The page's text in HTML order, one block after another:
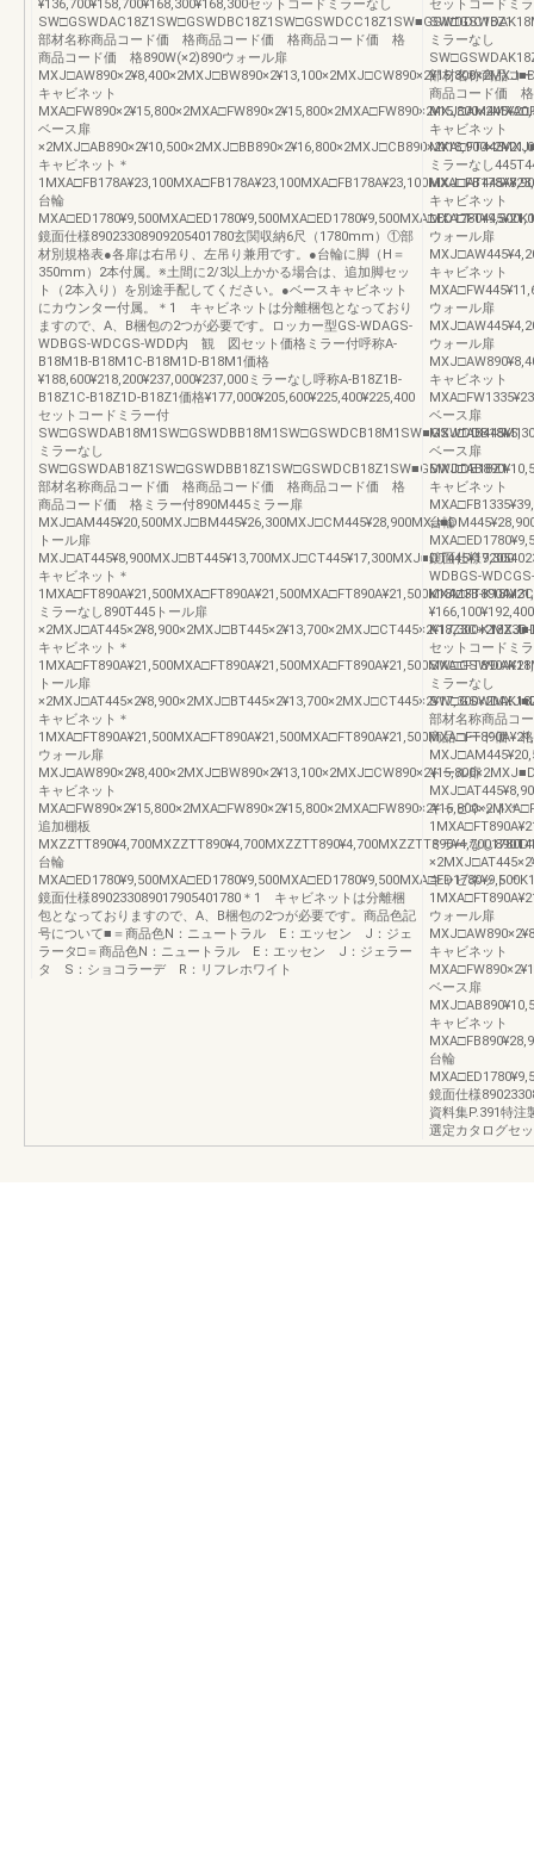
¥136,700¥158,700¥168,300¥168,300セットコードミラーなし
SW□GSWDAC18Z1SW□GSWDBC18Z1SW□GSWDCC18Z1SW■GSWDDC18Z1
部材名称商品コード価 格商品コード価 格商品コード価 格
商品コード価 格890W(×2)890ウォール扉
キャビネット
ベース扉
キャビネット＊
台輪
鏡面仕様89023308909205401780玄関収納6尺（1780mm）①部
材別規格表●各扉は右吊り、左吊り兼用です。●台輪に脚（H＝
350mm）2本付属。※土間に2/3以上かかる場合は、追加脚セッ
ト（2本入り）を別途手配してください。●ベースキャビネット
にカウンター付属。＊1 キャビネットは分離梱包となっており
ますので、A、B梱包の2つが必要です。ロッカー型GS-WDAGS-
WDBGS-WDCGS-WDD内 観 図セット価格ミラー付呼称A-
B18M1B-B18M1C-B18M1D-B18M1価格
¥188,600¥218,200¥237,000¥237,000ミラーなし呼称A-B18Z1B-
B18Z1C-B18Z1D-B18Z1価格¥177,000¥205,600¥225,400¥225,400
セットコードミラー付
SW□GSWDAB18M1SW□GSWDBB18M1SW□GSWDCB18M1SW■GSWDDB18M1
ミラーなし
SW□GSWDAB18Z1SW□GSWDBB18Z1SW□GSWDCB18Z1SW■GSWDDB18Z1
部材名称商品コード価 格商品コード価 格商品コード価 格
商品コード価 格ミラー付890M445ミラー扉
トール扉
MXJ□AT445¥8,900MXJ□BT445¥13,700MXJ□CT445¥17,300MXJ■DT445¥17,300
キャビネット＊
ミラーなし890T445トール扉
キャビネット＊
トール扉
キャビネット＊
ウォール扉
キャビネット
追加棚板
台輪
鏡面仕様890233089017905401780＊1 キャビネットは分離梱
包となっておりますので、A、B梱包の2つが必要です。商品色記
号について■＝商品色N：ニュートラル E：エッセン J：ジェ
ラータ□＝商品色N：ニュートラル E：エッセン J：ジェラー
タ S：ショコラーデ R：リフレホワイト
セットコードミ
ミラーなし
部材名称商品コ
商品コード価 格
キャビネット
ミラーなし
キャビネット
ウォール扉
キャビネット
ウォール扉
ウォール扉
キャビネット
ベース扉
ベース扉
キャビネット
台輪
鏡面仕様
WDBGS-
K18M3B-
K18Z3C-
セットコードミ
ミラーなし
部材名称商品コ
商品コード価 格
トール扉
キャビネット＊
ミラーなし
キャビネット＊
ウォール扉
キャビネット
ベース扉
キャビネット
台輪
鏡面仕様
資料集P.391特注
選定カタログセ